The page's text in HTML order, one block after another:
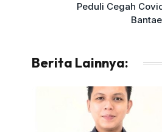
Peduli Cegah
Berita Lainnya: